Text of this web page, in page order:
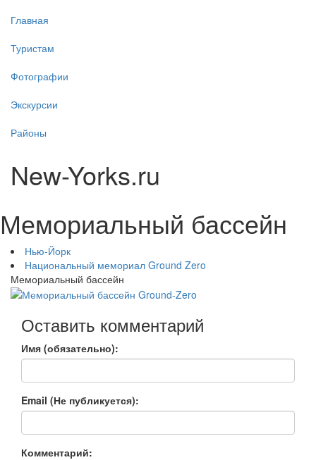
Главная
Туристам
Фотографии
Экскурсии
Районы
New-Yorks.ru
Мемориальный бассейн
Нью-Йорк
Национальный мемориал Ground Zero
Мемориальный бассейн
Оставить комментарий
Имя (обязательно):
Email (Не публикуется):
Комментарий: